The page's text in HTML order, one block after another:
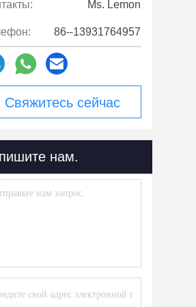
Ms. Lemon
86--13931764957
Свяжитесь сейчас
нам.